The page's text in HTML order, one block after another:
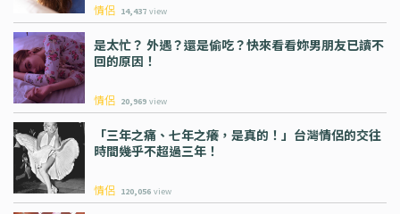
情侶 14,437 view
是太忙？ 外遇？還是偷吃？快來看看妳男朋友已讀不
回的原因！
情侶 20,969 view
「三年之痛、七年之癢，是真的！」台灣情侶的交往
時間幾乎不超過三年！
情侶 120,056 view